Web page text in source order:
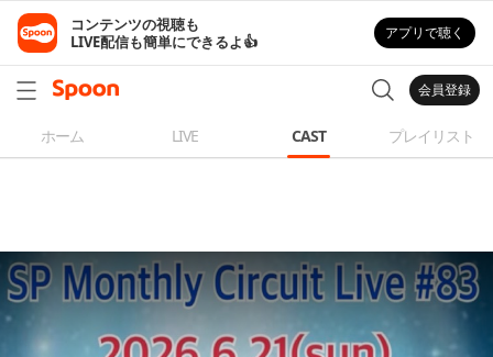
コンテンツの視聴も
LIVE配信も簡単にできるよ👍
アプリで聴く
会員登録
ホーム LIVE CAST プレイリスト